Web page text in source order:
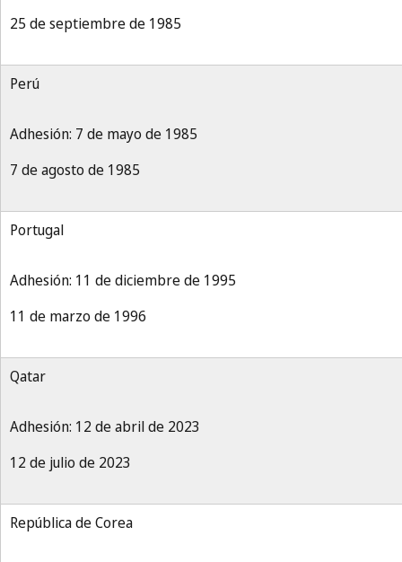
25 de septiembre de 1985
Perú
Adhesión: 7 de mayo de 1985
7 de agosto de 1985
Portugal
Adhesión: 11 de diciembre de 1995
11 de marzo de 1996
Qatar
Adhesión: 12 de abril de 2023
12 de julio de 2023
República de Corea